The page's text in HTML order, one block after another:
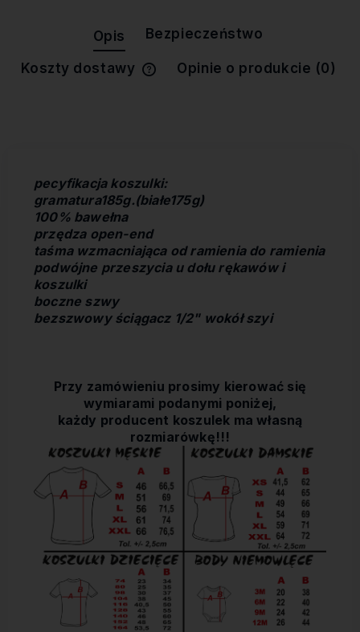
Opis Bezpieczeństwo
Koszty dostawy
Cena nie zawiera ewentualnych
Opinie o produkcie (0)
pecyfikacja koszulki:
gramatura185g.(białe175g)
100% bawełna
przędza open-end
taśma wzmacniająca od ramienia do ramienia
podwójne przeszycia u dołu rękawów i
koszulki
boczne szwy
bezszwowy ściągacz 1/2" wokół szyi
Przy zamówieniu prosimy kierować się
wymiarami podanymi poniżej,
każdy producent koszulek ma własną
rozmiarówkę!!!